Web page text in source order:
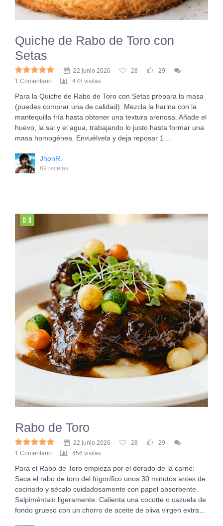
Quiche de Rabo de Toro con
Setas
22 junio 2026 28
29
1 Comentario
478 visitas
Para la Quiche de Rabo de Toro con Setas prepara la masa
(puedes comprar una de calidad): Mezcla la harina con la
mantequilla fría hasta obtener una textura arenosa. Añade el
huevo, la sal y el agua, trabajando lo justo hasta formar una
masa homogénea. Envuélvela y deja reposar 1…
JhonR.
69 recetas
Rabo de Toro
22 junio 2026 28
29
1 Comentario
456 visitas
Para el Rabo de Toro empieza por el dorado de la carne:
Saca el rabo de toro del frigorífico unos 30 minutos antes de
cocinarlo y sécalo cuidadosamente con papel absorbente.
Salpiméntalo ligeramente. Calienta una cocotte o cazuela de
fondo grueso con un chorro de aceite de oliva virgen extra…